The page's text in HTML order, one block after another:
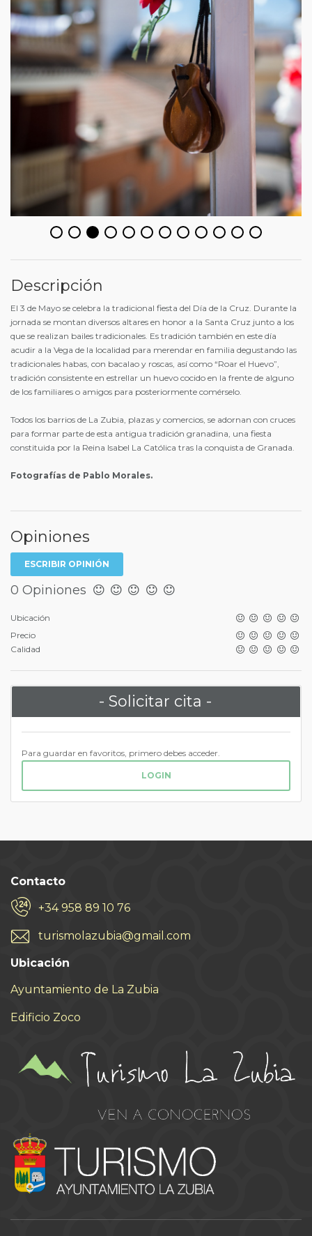
Descripción
El 3 de Mayo se celebra la tradicional fiesta del Día de la Cruz. Durante la
jornada se montan diversos altares en honor a la Santa Cruz junto a los
que se realizan bailes tradicionales. Es tradición también en este día
acudir a la Vega de la localidad para merendar en familia degustando las
tradicionales habas, con bacalao y roscas, así como “Roar el Huevo”,
tradición consistente en estrellar un huevo cocido en la frente de alguno
de los familiares o amigos para posteriormente comérselo.
Todos los barrios de La Zubia, plazas y comercios, se adornan con cruces
para formar parte de esta antigua tradición granadina, una fiesta
constituida por la Reina Isabel La Católica tras la conquista de Granada.
Fotografías de Pablo Morales.
Opiniones
ESCRIBIR OPINIÓN
0 Opiniones
Ubicación
Precio
Calidad
- Solicitar cita -
Para guardar en favoritos, primero debes acceder.
LOGIN
Contacto
+34 958 89 10 76
turismolazubia@gmail.com
Ubicación
Ayuntamiento de La Zubia
Edificio Zoco